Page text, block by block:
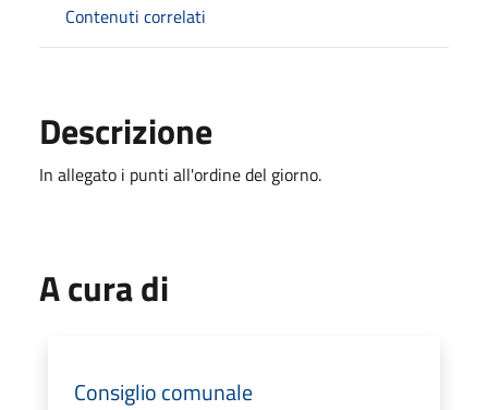
Contenuti correlati
Descrizione
In allegato i punti all'ordine del giorno.
A cura di
Consiglio comunale